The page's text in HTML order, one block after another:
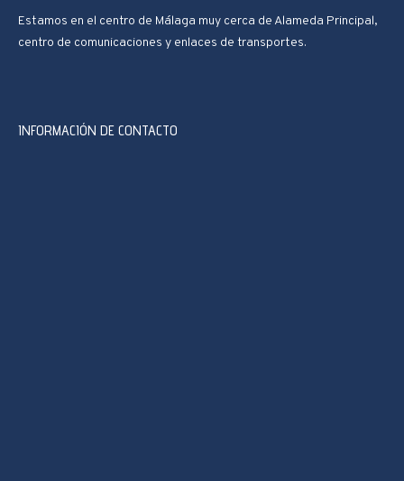
Estamos en el centro de Málaga muy cerca de Alameda Principal,
centro de comunicaciones y enlaces de transportes.
INFORMACIÓN DE CONTACTO